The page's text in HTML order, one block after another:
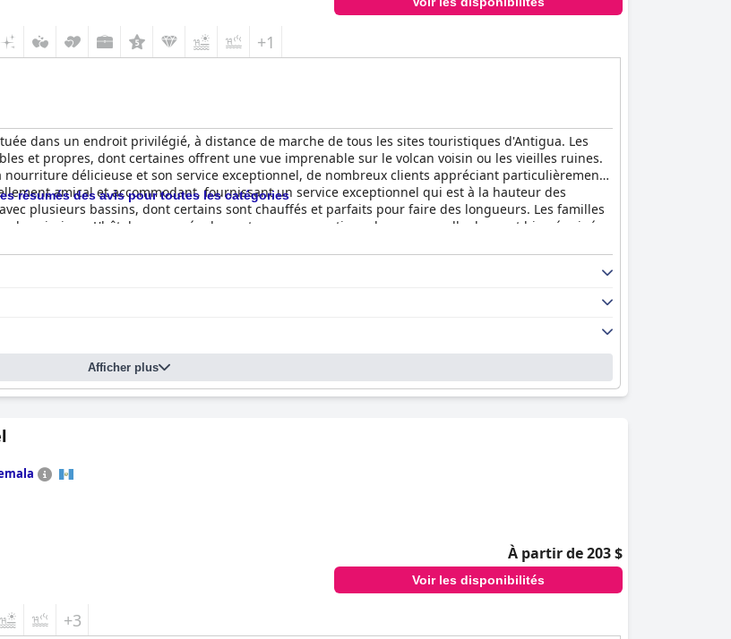
+1
dans un endroit privilégié, à distance de marche de tous les sites touristiques d'Antigua. Les
et propres, dont certaines offrent une vue imprenable sur le volcan voisin ou les vieilles ruines.
délicieuse et son service exceptionnel, de nombreux clients appréciant particulièrement
amical et accommodant, fournissant un service exceptionnel qui est à la hauteur des
plusieurs bassins, dont certains sont chauffés et parfaits pour faire des longueurs. Les familles
les piscines. L'hôtel propose également un spa exceptionnel avec une salle de sport bien équipée
recommandent vivement le
résumés des avis pour toutes les catégories
Afficher plus
À partir de 203 $
Voir les disponibilités
+3